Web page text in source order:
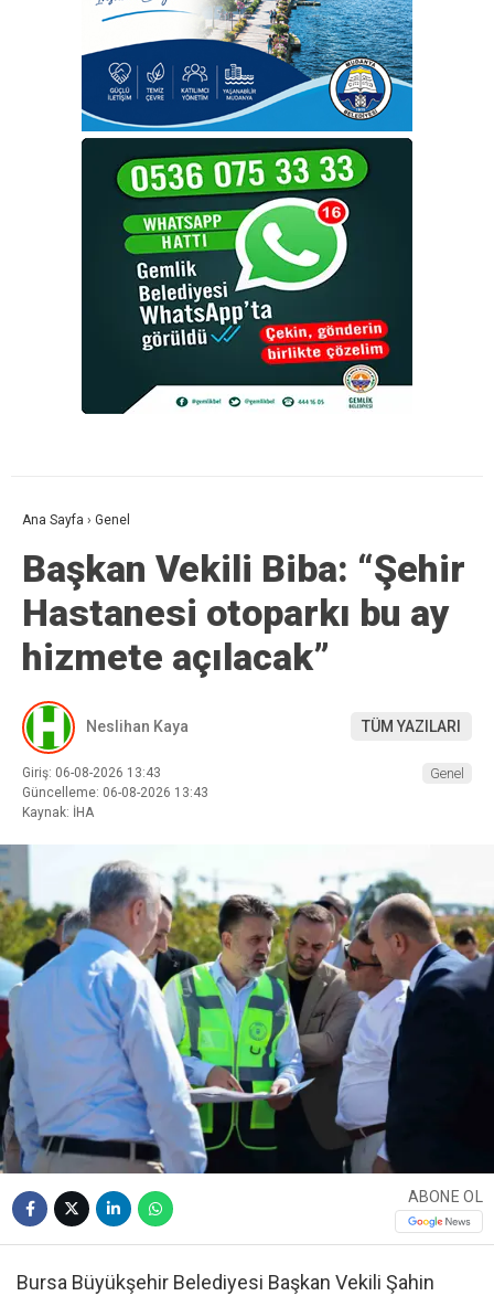
Ana Sayfa › Genel
Başkan Vekili Biba: “Şehir
Hastanesi otoparkı bu ay
hizmete açılacak”
Neslihan Kaya TÜM YAZILARI
Giriş: 06-08-2026 13:43
Güncelleme: 06-08-2026 13:43
Kaynak: İHA
Genel
ABONE OL
Bursa Büyükşehir Belediyesi Başkan Vekili Şahin